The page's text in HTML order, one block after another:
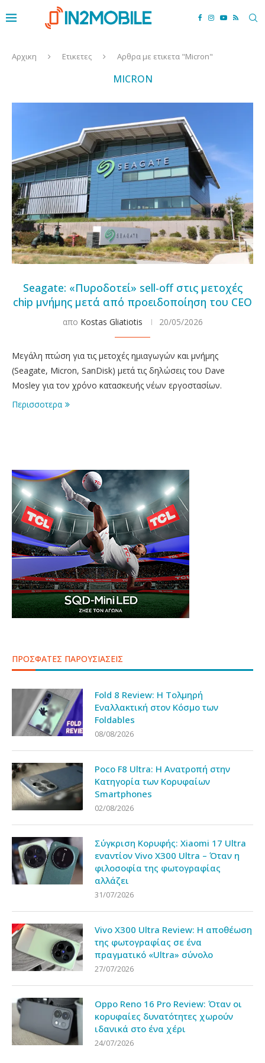
Αρχικη Ετικετες Αρθρα με ετικετα "Micron"
MICRON
Seagate: «Πυροδοτεί» sell-off στις μετοχές
chip μνήμης μετά από προειδοποίηση του CEO
απο Kostas Gliatiotis 20/05/2026
Μεγάλη πτώση για τις μετοχές ημιαγωγών και μνήμης
(Seagate, Micron, SanDisk) μετά τις δηλώσεις του Dave
Mosley για τον χρόνο κατασκευής νέων εργοστασίων.
Περισσοτερα
ΠΡΟΣΦΑΤΕΣ ΠΑΡΟΥΣΙΑΣΕΙΣ
Fold 8 Review: Η Τολμηρή
Εναλλακτική στον Κόσμο των
Foldables
08/08/2026
Poco F8 Ultra: Η Ανατροπή στην
Κατηγορία των Κορυφαίων
Smartphones
02/08/2026
Σύγκριση Κορυφής: Xiaomi 17 Ultra
εναντίον Vivo X300 Ultra – Όταν η
φιλοσοφία της φωτογραφίας
αλλάζει
31/07/2026
Vivo X300 Ultra Review: Η αποθέωση
της φωτογραφίας σε ένα
πραγματικό «Ultra» σύνολο
27/07/2026
Oppo Reno 16 Pro Review: Όταν οι
κορυφαίες δυνατότητες χωρούν
ιδανικά στο ένα χέρι
24/07/2026